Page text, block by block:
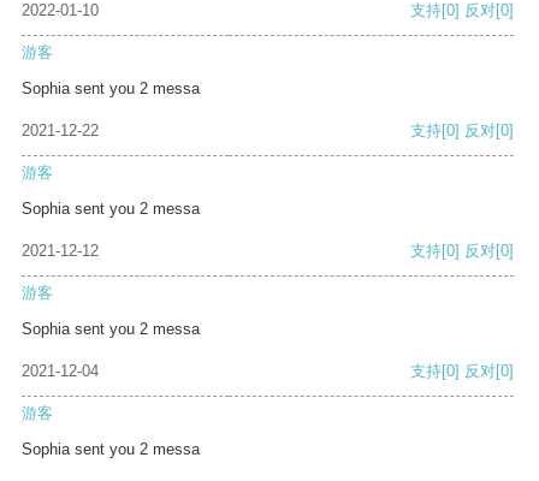
2022-01-10 支持[0] 反对[0]
游客
Sophia sent you 2 messa
2021-12-22 支持[0] 反对[0]
游客
Sophia sent you 2 messa
2021-12-12 支持[0] 反对[0]
游客
Sophia sent you 2 messa
2021-12-04 支持[0] 反对[0]
游客
Sophia sent you 2 messa